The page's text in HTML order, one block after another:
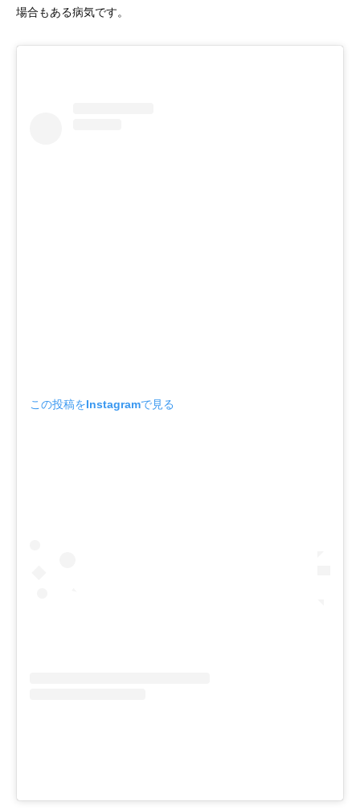
場合もある病気です。
この投稿をInstagramで見る